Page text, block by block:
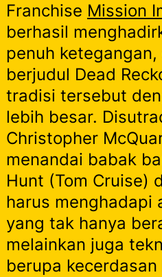
Franchise Mission
berhasil
penuh
berjudul Dead
tradisi tersebut
lebih besar.
Christopher
menandai babak
Hunt (Tom Cruise)
harus menghadapi
yang tak hanya
melainkan juga
berupa